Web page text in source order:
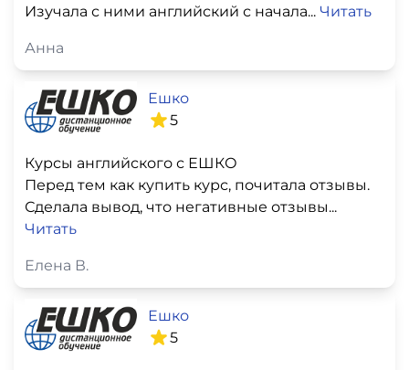
Изучала с ними английский с начала... Читать
Анна
Ешко
5
Курсы английского с ЕШКО
Перед тем как купить курс, почитала отзывы.
Сделала вывод, что негативные отзывы...
Читать
Елена В.
Ешко
5